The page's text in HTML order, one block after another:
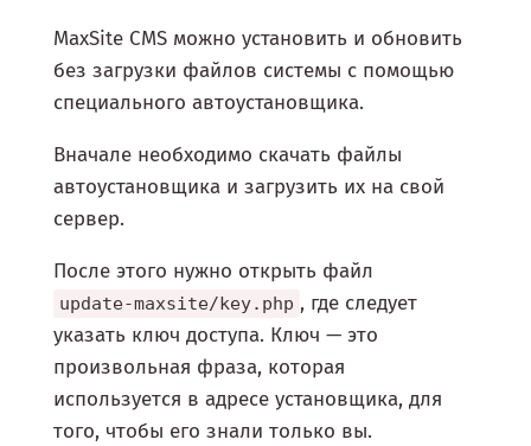
MaxSite CMS можно установить и обновить
без загрузки файлов системы с помощью
специального автоустановщика.
Вначале необходимо скачать файлы
автоустановщика и загрузить их на свой
сервер.
После этого нужно открыть файл
update-maxsite/key.php , где следует
указать ключ доступа. Ключ — это
произвольная фраза, которая
используется в адресе установщика, для
того, чтобы его знали только вы.